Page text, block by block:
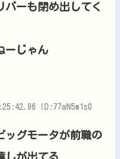
バーも閉め出してく
ーじゃん
ID:77aN5m1s0
ッグモータが前職の
しが出てる